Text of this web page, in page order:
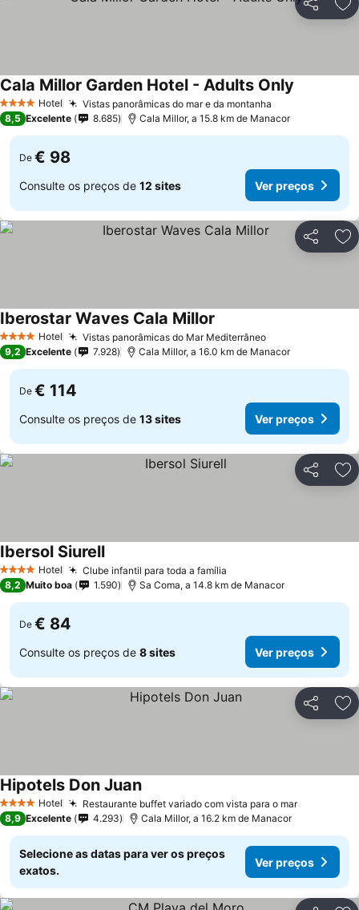
Partilhar
4 EstrelasHotel Vistas panorâmicas do mar e da montanha
Cala Millor Garden Hotel - Adults Only
8,5 Excelente 8.685 Cala Millor, a 15.8 km de Manacor
De € 98
Consulte os preços de 12 sites Ver preços
Partilhar
4 EstrelasHotel Vistas panorâmicas do Mar Mediterrâneo
Iberostar Waves Cala Millor
9,2 Excelente 7.928 Cala Millor, a 16.0 km de Manacor
De € 114
Consulte os preços de 13 sites Ver preços
Partilhar
4 EstrelasHotel Clube infantil para toda a família
Ibersol Siurell
8,2 Muito boa 1.590 Sa Coma, a 14.8 km de Manacor
De € 84
Consulte os preços de 8 sites Ver preços
Partilhar
4 EstrelasHotel Restaurante buffet variado com vista para o mar
Hipotels Don Juan
8,9 Excelente 4.293 Cala Millor, a 16.2 km de Manacor
Selecione as datas para ver os preços
exatos.
Ver preços